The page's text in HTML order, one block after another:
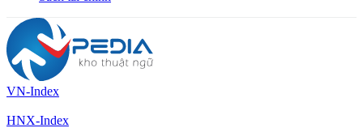
VN-Index
HNX-Index